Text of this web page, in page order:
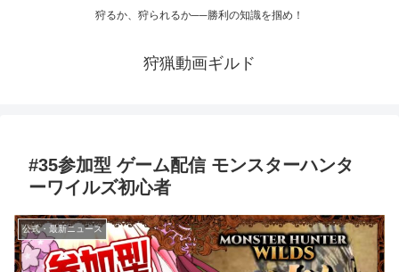
狩るか、狩られるか──勝利の知識を掴め！
狩猟動画ギルド
#35参加型 ゲーム配信 モンスターハンタ
ーワイルズ初心者
公式・最新ニュース